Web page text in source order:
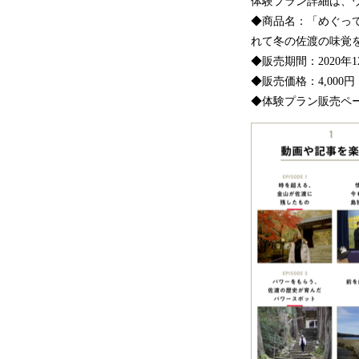
◆商品名：「めぐっ
れて冬の佐渡の味覚
◆販売期間：2020年
◆販売価格：4,000円
◆体験プラン販売ペ